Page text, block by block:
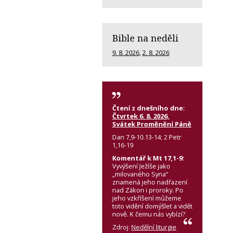
Bible na neděli
9. 8. 2026 2. 8. 2026
Čtení z dnešního dne:
Čtvrtek 6. 8. 2026,
Svátek Proměnění Páně
Dan 7,9-10.13-14; 2 Petr
1,16-19
Komentář k Mt 17,1-9:
Vyvýšení Ježíše jako
„milovaného Syna“
znamená jeho nadřazení
nad Zákon i proroky. Po
jeho vzkříšení můžeme
toto vidění domýšlet a vidět
nově. K čemu nás vybízí?
Zdroj: Nedělní liturgie